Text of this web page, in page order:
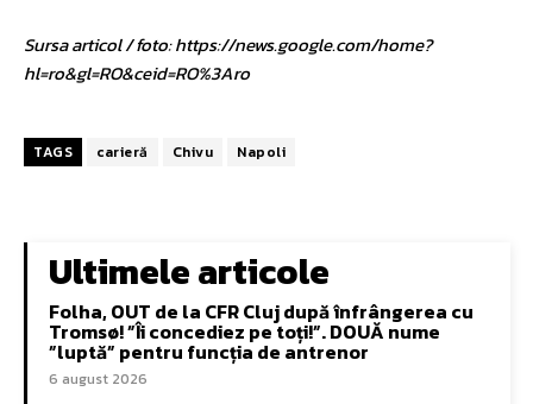
Sursa articol / foto: https://news.google.com/home?
hl=ro&gl=RO&ceid=RO%3Aro
TAGS carieră Chivu Napoli
Ultimele articole
Folha, OUT de la CFR Cluj după înfrângerea cu
Tromsø! ”Îi concediez pe toți!”. DOUĂ nume
”luptă” pentru funcția de antrenor
6 august 2026